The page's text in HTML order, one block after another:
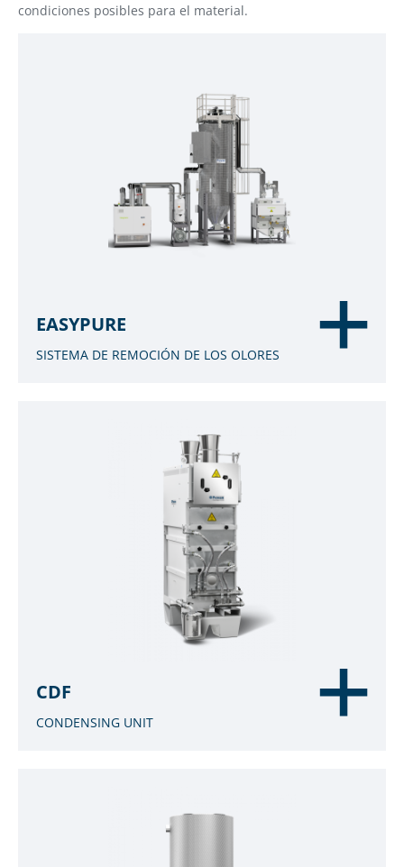
condiciones posibles para el material.
EASYPURE
SISTEMA DE REMOCIÓN DE LOS OLORES
CDF
CONDENSING UNIT